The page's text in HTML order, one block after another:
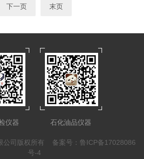
下一页 末页
仪器 石化油品仪器
公司版权所有 备案号：鲁ICP备17028086
号-4